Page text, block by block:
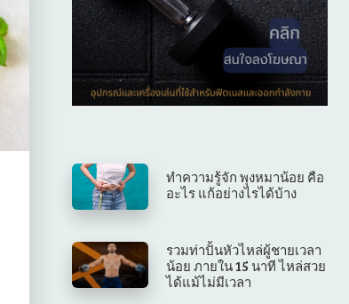
ทำความรู้จัก พุงหมาน้อย คือ
อะไร แก้อย่างไรได้บ้าง
รวมท่าปั้นหัวไหล่ผู้ชายเวลา
น้อย ภายใน 15 นาที ไหล่สวย
ได้แม้ไม่มีเวลา